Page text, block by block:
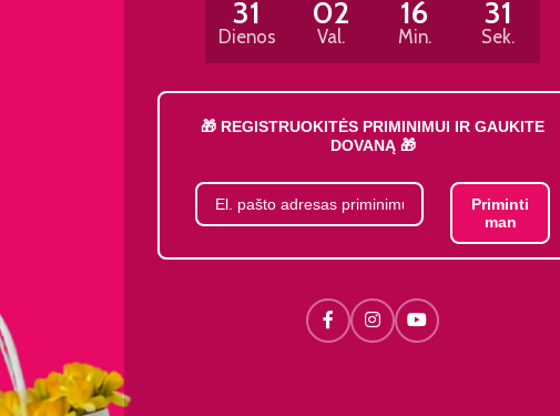
31
Dienos
02
Val.
16
Min.
31
Sek.
🎁 REGISTRUOKITĖS PRIMINIMUI IR GAUKITE
DOVANĄ 🎁
Priminti
man